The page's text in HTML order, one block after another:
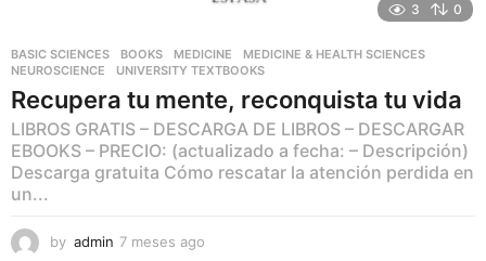
3 0
BASIC SCIENCES ,BOOKS ,MEDICINE ,MEDICINE & HEALTH SCIENCES
NEUROSCIENCE
,UNIVERSITY TEXTBOOKS
Recupera tu mente, reconquista tu vida
LIBROS GRATIS – DESCARGA DE LIBROS – DESCARGAR
EBOOKS – PRECIO: (actualizado a fecha: – Descripción)
Descarga gratuita Cómo rescatar la atención perdida en
un...
by admin 7 meses ago